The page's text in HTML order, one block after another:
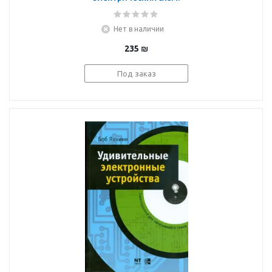
Приборы с
обеспечением
Нет в наличии
235 ₪
Под заказ